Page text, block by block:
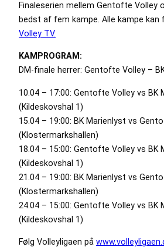
Finaleserien mellem Gentofte Volley
bedst af fem kampe. Alle kampe kan
Volley TV.
KAMPROGRAM:
DM-finale herrer: Gentofte Volley –
10.04 – 17:00: Gentofte Volley vs BK
(Kildeskovshal 1)
15.04 – 19:00: BK Marienlyst vs
(Klostermarkshallen)
18.04 – 15:00: Gentofte Volley vs BK
(Kildeskovshal 1)
21.04 – 19:00: BK Marienlyst vs
(Klostermarkshallen)
24.04 – 15:00: Gentofte Volley vs BK
(Kildeskovshal 1)
Følg Volleyligaen på